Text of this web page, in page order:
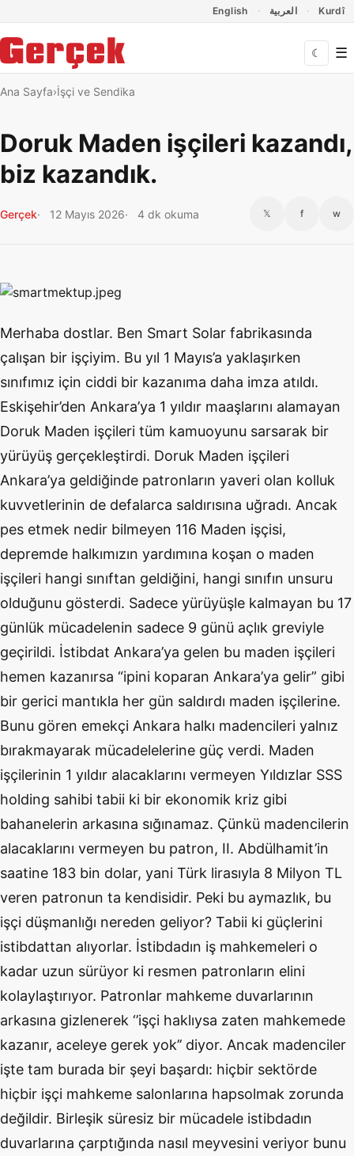
English العربية Kurdî
☾ ☰
Ana Sayfa İşçi ve Sendika
Doruk Maden işçileri kazandı,
biz kazandık.
Gerçek 12 Mayıs 2026 4 dk okuma 𝕏 f w
Merhaba dostlar. Ben Smart Solar fabrikasında
çalışan bir işçiyim. Bu yıl 1 Mayıs’a yaklaşırken
sınıfımız için ciddi bir kazanıma daha imza atıldı.
Eskişehir’den Ankara’ya 1 yıldır maaşlarını alamayan
Doruk Maden işçileri tüm kamuoyunu sarsarak bir
yürüyüş gerçekleştirdi. Doruk Maden işçileri
Ankara’ya geldiğinde patronların yaveri olan kolluk
kuvvetlerinin de defalarca saldırısına uğradı. Ancak
pes etmek nedir bilmeyen 116 Maden işçisi,
depremde halkımızın yardımına koşan o maden
işçileri hangi sınıftan geldiğini, hangi sınıfın unsuru
olduğunu gösterdi. Sadece yürüyüşle kalmayan bu 17
günlük mücadelenin sadece 9 günü açlık greviyle
geçirildi. İstibdat Ankara’ya gelen bu maden işçileri
hemen kazanırsa “ipini koparan Ankara’ya gelir” gibi
bir gerici mantıkla her gün saldırdı maden işçilerine.
Bunu gören emekçi Ankara halkı madencileri yalnız
bırakmayarak mücadelelerine güç verdi. Maden
işçilerinin 1 yıldır alacaklarını vermeyen Yıldızlar SSS
holding sahibi tabii ki bir ekonomik kriz gibi
bahanelerin arkasına sığınamaz. Çünkü madencilerin
alacaklarını vermeyen bu patron, II. Abdülhamit’in
saatine 183 bin dolar, yani Türk lirasıyla 8 Milyon TL
veren patronun ta kendisidir. Peki bu aymazlık, bu
işçi düşmanlığı nereden geliyor? Tabii ki güçlerini
istibdattan alıyorlar. İstibdadın iş mahkemeleri o
kadar uzun sürüyor ki resmen patronların elini
kolaylaştırıyor. Patronlar mahkeme duvarlarının
arkasına gizlenerek ‘’işçi haklıysa zaten mahkemede
kazanır, aceleye gerek yok’’ diyor. Ancak madenciler
işte tam burada bir şeyi başardı: hiçbir sektörde
hiçbir işçi mahkeme salonlarına hapsolmak zorunda
değildir. Birleşik süresiz bir mücadele istibdadın
duvarlarına çarptığında nasıl meyvesini veriyor bunu